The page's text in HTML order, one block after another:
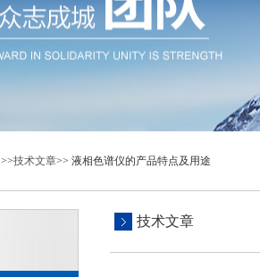
>>技术文章>> 液相色谱仪的产品特点及用途
技术文章